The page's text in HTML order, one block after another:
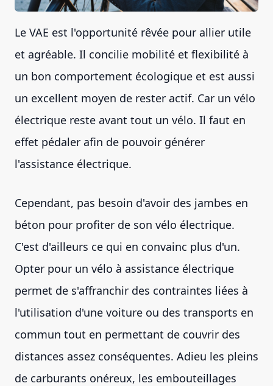
Le VAE est l'opportunité rêvée pour allier utile
et agréable. Il concilie mobilité et flexibilité à
un bon comportement écologique et est aussi
un excellent moyen de rester actif. Car un vélo
électrique reste avant tout un vélo. Il faut en
effet pédaler afin de pouvoir générer
l'assistance électrique.
Cependant, pas besoin d'avoir des jambes en
béton pour profiter de son vélo électrique.
C'est d'ailleurs ce qui en convainc plus d'un.
Opter pour un vélo à assistance électrique
permet de s'affranchir des contraintes liées à
l'utilisation d'une voiture ou des transports en
commun tout en permettant de couvrir des
distances assez conséquentes. Adieu les pleins
de carburants onéreux, les embouteillages